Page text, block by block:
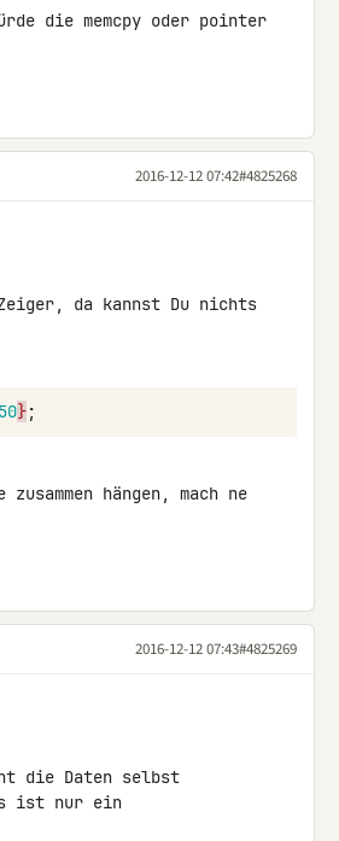
die memcpy oder pointer
2016-12-12 07:42#4825268
da kannst Du nichts
};
zusammen hängen, mach ne
2016-12-12 07:43#4825269
die Daten selbst
ist nur ein